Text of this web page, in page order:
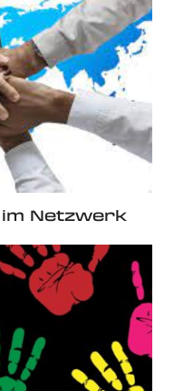
Netzwerk